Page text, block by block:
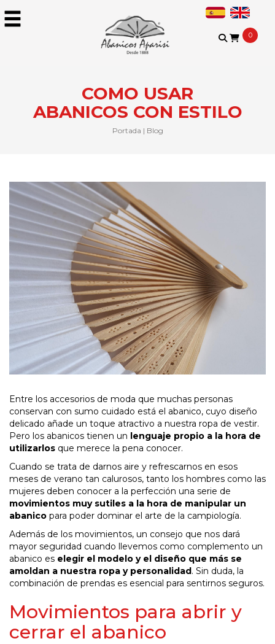
0
COMO USAR
ABANICOS CON ESTILO
Portada | Blog
Entre los accesorios de moda que muchas personas
conservan con sumo cuidado está el abanico, cuyo diseño
delicado añade un toque atractivo a nuestra ropa de vestir.
Pero los abanicos tienen un lenguaje propio a la hora de
utilizarlos que merece la pena conocer.
Cuando se trata de darnos aire y refrescarnos en esos
meses de verano tan calurosos, tanto los hombres como las
mujeres deben conocer a la perfección una serie de
movimientos muy sutiles a la hora de manipular un
abanico para poder dominar el arte de la campiología.
Además de los movimientos, un consejo que nos dará
mayor seguridad cuando llevemos como complemento un
abanico es elegir el modelo y el diseño que más se
amoldan a nuestra ropa y personalidad. Sin duda, la
combinación de prendas es esencial para sentirnos seguros.
Movimientos para abrir y
cerrar el abanico